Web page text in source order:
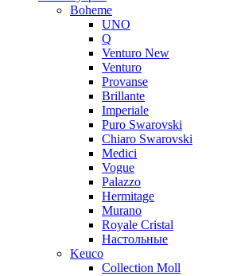
Boheme
UNO
Q
Venturo New
Venturo
Provanse
Brillante
Imperiale
Puro Swarovski
Chiaro Swarovski
Medici
Vogue
Palazzo
Hermitage
Murano
Royale Cristal
Настольные
Keuco
Collection Moll